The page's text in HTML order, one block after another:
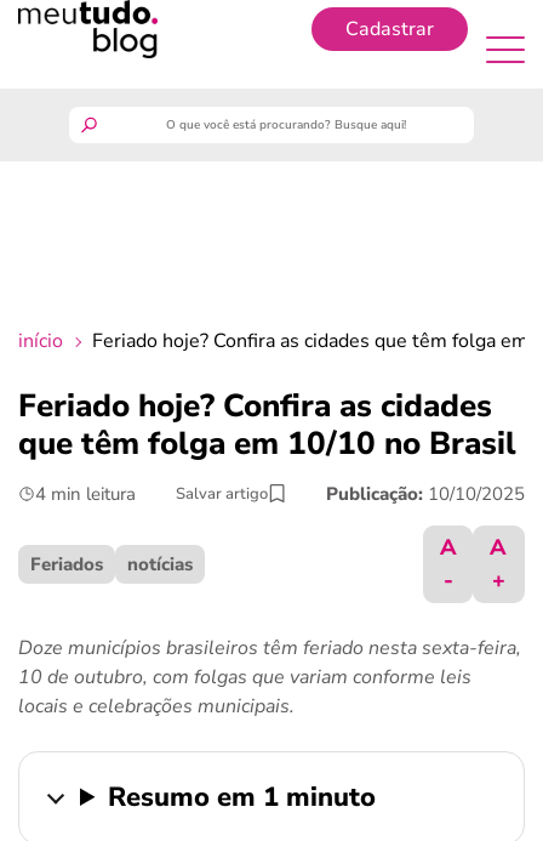
Cadastrar
crédito fácil
últimas notícias
ferramentas
início Feriado hoje? Confira as cidades que têm folga em
Feriado hoje? Confira as cidades
que têm folga em 10/10 no Brasil
4 min leitura Salvar artigo Publicação: 10/10/2025
Feriados notícias
A
-
A
+
Doze municípios brasileiros têm feriado nesta sexta-feira,
10 de outubro, com folgas que variam conforme leis
locais e celebrações municipais.
Resumo em 1 minuto